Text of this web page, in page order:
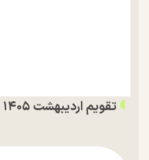
تقویم اردیبهشت ۱۴۰۵ و روز‌های تعطیل این ماه